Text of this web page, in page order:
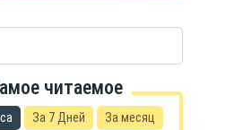
читаемое
За 7 Дней За месяц